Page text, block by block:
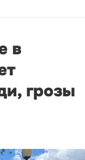
в
грозы